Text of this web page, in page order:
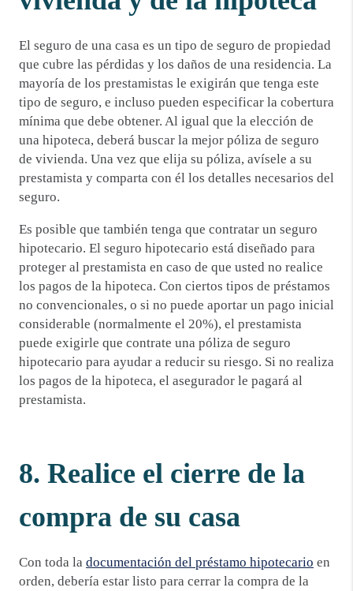
El seguro de una casa es un tipo de seguro de propiedad
que cubre las pérdidas y los daños de una residencia. La
mayoría de los prestamistas le exigirán que tenga este
tipo de seguro, e incluso pueden especificar la cobertura
mínima que debe obtener. Al igual que la elección de
una hipoteca, deberá buscar la mejor póliza de seguro
de vivienda. Una vez que elija su póliza, avísele a su
prestamista y comparta con él los detalles necesarios del
seguro.
Es posible que también tenga que contratar un seguro
hipotecario. El seguro hipotecario está diseñado para
proteger al prestamista en caso de que usted no realice
los pagos de la hipoteca. Con ciertos tipos de préstamos
no convencionales, o si no puede aportar un pago inicial
considerable (normalmente el 20%), el prestamista
puede exigirle que contrate una póliza de seguro
hipotecario para ayudar a reducir su riesgo. Si no realiza
los pagos de la hipoteca, el asegurador le pagará al
prestamista.
8. Realice el cierre de la
compra de su casa
Con toda la documentación del préstamo hipotecario en
orden, debería estar listo para cerrar la compra de la